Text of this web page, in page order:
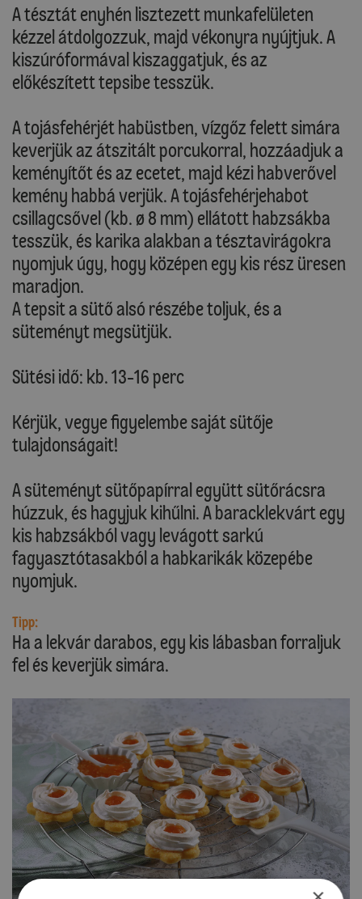
A tésztát enyhén lisztezett munkafelületen
kézzel átdolgozzuk, majd vékonyra nyújtjuk. A
kiszúróformával kiszaggatjuk, és az
előkészített tepsibe tesszük.
A tojásfehérjét habüstben, vízgőz felett simára
keverjük az átszitált porcukorral, hozzáadjuk a
keményítőt és az ecetet, majd kézi habverővel
kemény habbá verjük. A tojásfehérjehabot
csillagcsővel (kb. ø 8 mm) ellátott habzsákba
tesszük, és karika alakban a tésztavirágokra
nyomjuk úgy, hogy középen egy kis rész üresen
maradjon.
A tepsit a sütő alsó részébe toljuk, és a
süteményt megsütjük.
Sütési idő: kb. 13-16 perc
Kérjük, vegye figyelembe saját sütője
tulajdonságait!
A süteményt sütőpapírral együtt sütőrácsra
húzzuk, és hagyjuk kihűlni. A baracklekvárt egy
kis habzsákból vagy levágott sarkú
fagyasztótasakból a habkarikák közepébe
nyomjuk.
Tipp:
Ha a lekvár darabos, egy kis lábasban forraljuk
fel és keverjük simára.